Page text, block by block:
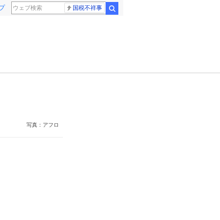
国税不祥事
写真：アフロ